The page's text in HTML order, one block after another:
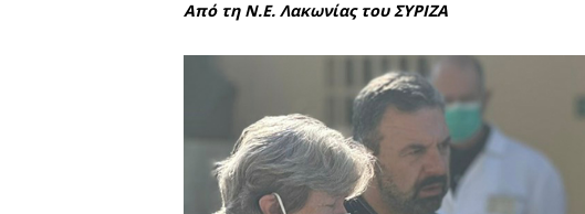
Τα τελευταία 4 χρόνια
αντιμετωπίζονται ως πελάτες και
Στόχος και δέσμευση του ΣΥΡΙΖΑ
βελτίωση της ποιότητα ζωής του